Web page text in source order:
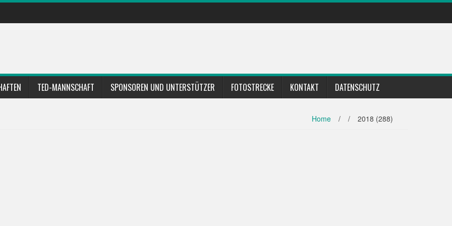
TED-MANNSCHAFT SPONSOREN UND UNTERSTÜTZER FOTOSTRECKE KONTAKT DATENSCHUTZ
Home / / 2018 (288)